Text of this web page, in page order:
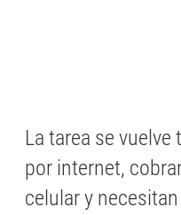
La tarea se
por internet,
celular y